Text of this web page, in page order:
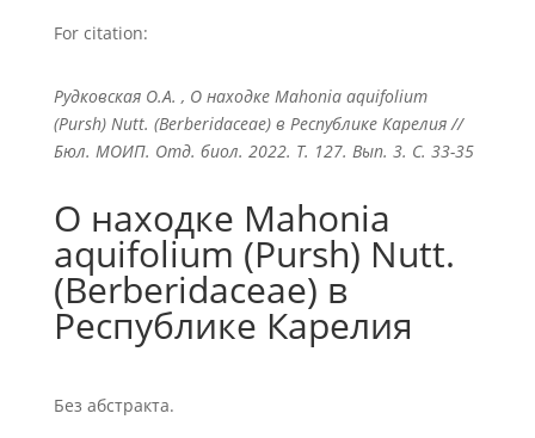
For citation:
Рудковская О.А. , О находке Mahonia aquifolium
(Pursh) Nutt. (Berberidaceae) в Республике Карелия //
Бюл. МОИП. Отд. биол. 2022. Т. 127. Вып. 3. С. 33-35
О находке Mahonia
aquifolium (Pursh) Nutt.
(Berberidaceae) в
Республике Карелия
Без абстракта.